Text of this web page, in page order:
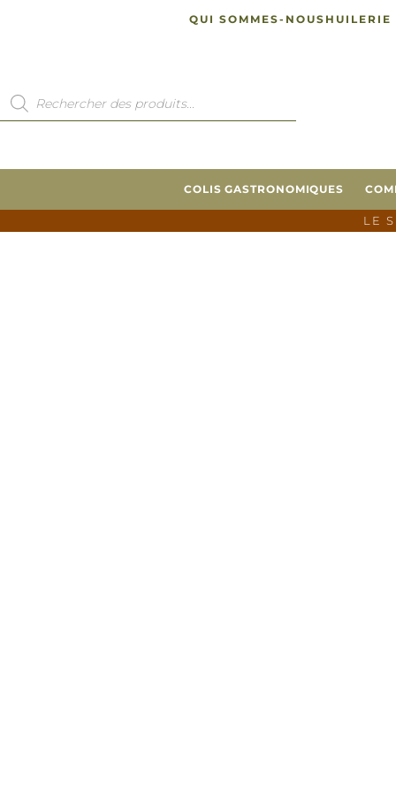
QUI SOMMES-NOUS HUILERIE
COLIS GASTRONOMIQUES
LE